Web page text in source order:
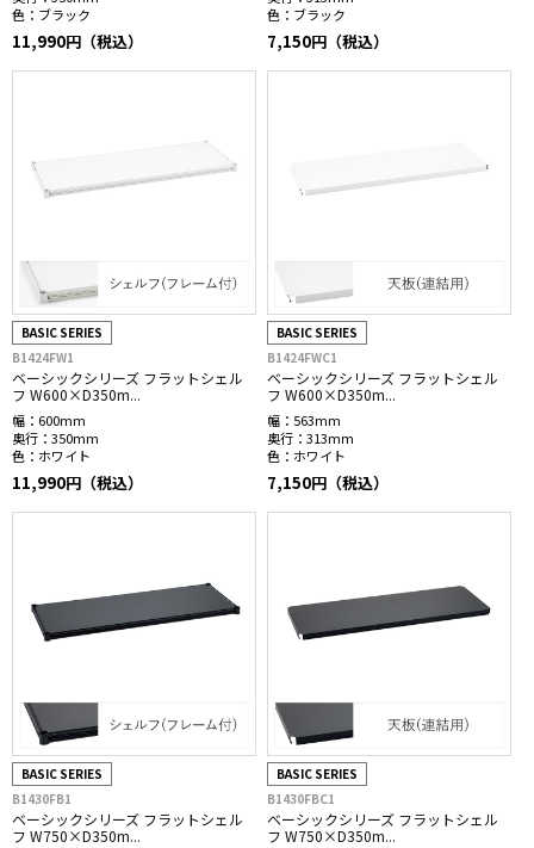
色： ブラック
11,990円（税込）
色： ブラック
7,150円（税込）
BASIC SERIES
B1424FW1
ベーシックシリーズ フラットシェル
フ W600×D350m...
幅： 600mm
奥行： 350mm
色： ホワイト
11,990円（税込）
BASIC SERIES
B1424FWC1
ベーシックシリーズ フラットシェル
フ W600×D350m...
幅： 563mm
奥行： 313mm
色： ホワイト
7,150円（税込）
BASIC SERIES
B1430FB1
ベーシックシリーズ フラットシェル
フ W750×D350m...
BASIC SERIES
B1430FBC1
ベーシックシリーズ フラットシェル
フ W750×D350m...